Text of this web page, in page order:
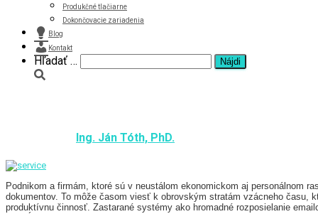
Produkčné tlačiarne
Dokončovacie zariadenia
Blog
Kontakt
Hľadať:
Hľadať …
Ing. Ján Tóth, PhD.
Podnikom a firmám, ktoré sú v neustálom ekonomickom aj personálnom
dokumentov. To môže časom viesť k obrovským stratám vzácneho času,
produktívnu činnosť. Zastarané systémy ako hromadné rozposielanie